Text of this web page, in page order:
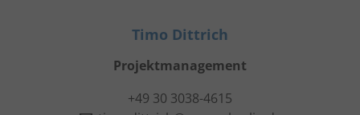
Timo Dittrich
Projektmanagement
+49 30 3038-4615